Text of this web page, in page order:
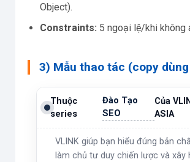
Object).
Constraints: 5 ngoại lệ/khi không
3) Mẫu thao tác (copy
Thuộc
series
Đào Tạo
SEO
Của
ASIA
VLINK giúp bạn hiểu đúng bản
làm chủ tư duy chiến lược và xây